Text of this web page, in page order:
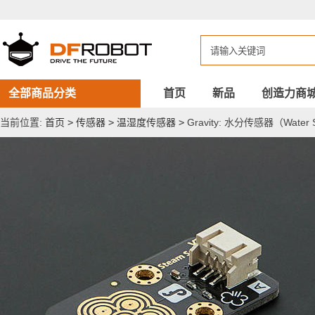
传
感
器
（Water
Sensor）
全部商品分类 首页 新品 创造力商
当前位置: 首页 > 传感器 > 温湿度传感器 > Gravity: 水分传感器（Water